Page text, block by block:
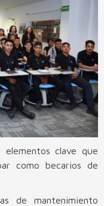
clave que
como becarios de
de mantenimiento